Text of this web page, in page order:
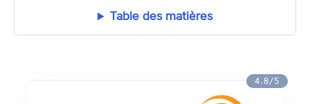
Table des matières
4.8/5